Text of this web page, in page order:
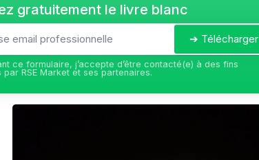
gratuitement le livre blanc
➔ Télécharger
ce formulaire, j’accepte d’être contacté(e) à des fins
RSE Market et ses partenaires.